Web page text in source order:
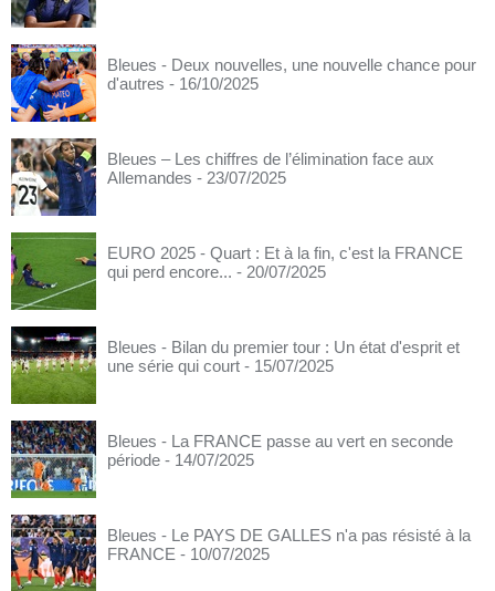
Bleues - Deux nouvelles, une nouvelle chance pour
d'autres - 16/10/2025
Bleues – Les chiffres de l’élimination face aux
Allemandes - 23/07/2025
EURO 2025 - Quart : Et à la fin, c'est la FRANCE
qui perd encore... - 20/07/2025
Bleues - Bilan du premier tour : Un état d'esprit et
une série qui court - 15/07/2025
Bleues - La FRANCE passe au vert en seconde
période - 14/07/2025
Bleues - Le PAYS DE GALLES n'a pas résisté à la
FRANCE - 10/07/2025